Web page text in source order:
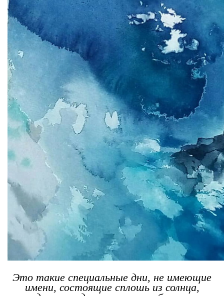
Это такие специальные дни, не имеющие
имени, состоящие сплошь из солнца,